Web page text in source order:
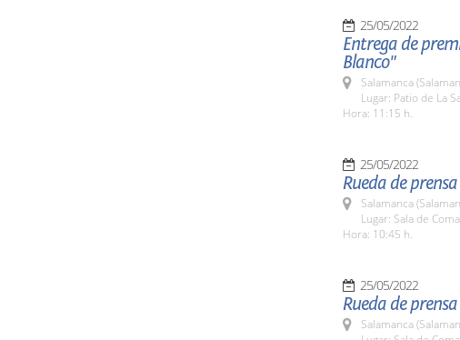
25/05/2022
Entrega de
Blanco"
Salamanca
Lugar: Patio de La
Hora: 11:15 h.
25/05/2022
Rueda de
Salamanca
Lugar: Sala de
Hora: 10:45 h.
25/05/2022
Rueda de
Salamanca